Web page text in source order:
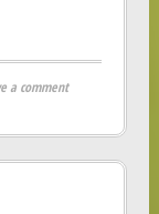
a comment